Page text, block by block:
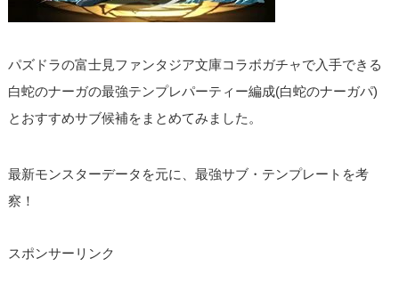
パズドラの富士見ファンタジア文庫コラボガチャで入手できる
白蛇のナーガの最強テンプレパーティー編成(白蛇のナーガパ)
とおすすめサブ候補をまとめてみました。
最新モンスターデータを元に、最強サブ・テンプレートを考
察！
スポンサーリンク